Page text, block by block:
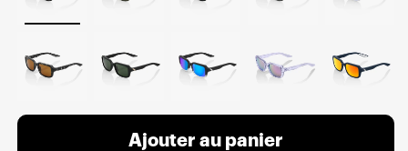
Ajouter au panier